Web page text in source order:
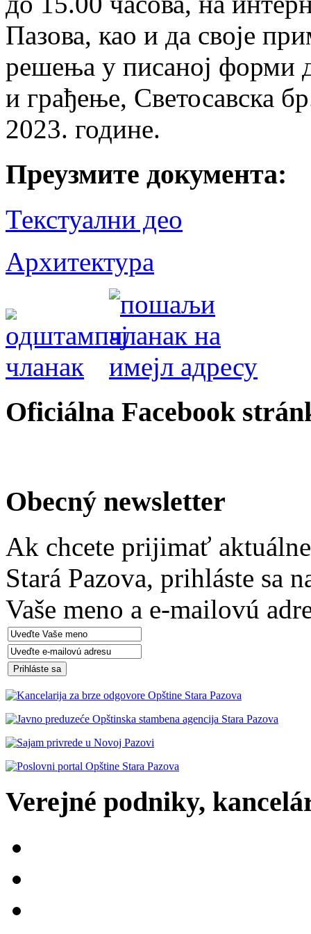
Пазова, као и да своје
решења у писаној форми
и грађење, Светосавска
2023. године.
Преузмите документа:
Текстуални део
Архитектура
Oficiálna Facebook
Obecný newsletter
Ak chcete prijimať
Stará Pazova, prihláste sa
Vaše meno a e-mailovú
Verejné podniky,